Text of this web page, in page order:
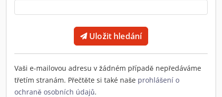
Uložit hledání
Vaši e-mailovou adresu v žádném případě nepředáváme
třetím stranám. Přečtěte si také naše prohlášení o
ochraně osobních údajů.